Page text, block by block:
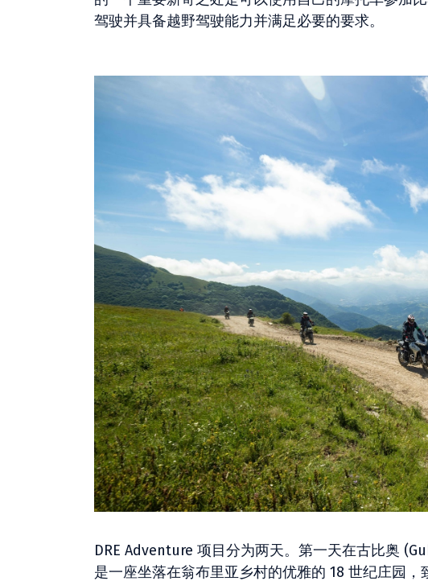
驾驶并具备越野驾驶能力并满足必要的要求。
DRE Adventure 项目分为两天。第一天在古比奥
是一座坐落在翁布里亚乡村的优雅的 18 世纪庄园